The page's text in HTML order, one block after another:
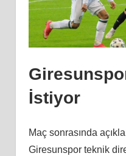
İstiyor
Maç sonrasında
Giresunspor teknik